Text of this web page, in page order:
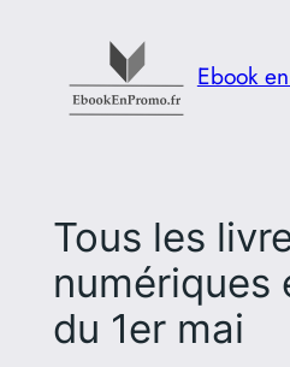
contenu
Ebook
Tous les
numériques
du 1er mai